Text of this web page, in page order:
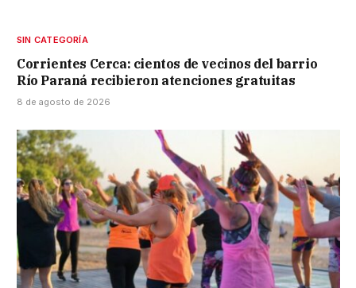
SIN CATEGORÍA
Corrientes Cerca: cientos de vecinos del barrio
Río Paraná recibieron atenciones gratuitas
8 de agosto de 2026